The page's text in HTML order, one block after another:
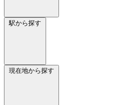
駅から探す
現在地から探す